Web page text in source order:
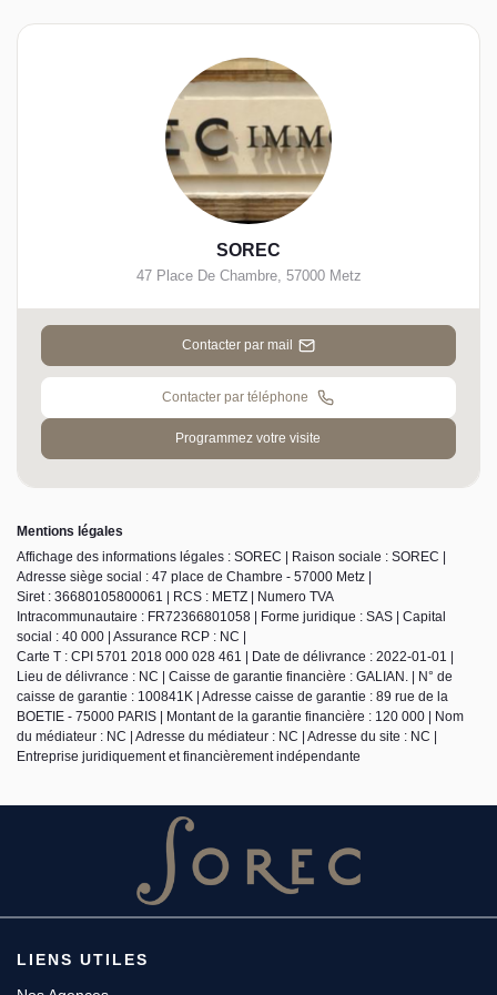
SOREC
47 Place De Chambre, 57000 Metz
Contacter par mail
Contacter par téléphone
Programmez votre visite
Mentions légales
Affichage des informations légales : SOREC | Raison sociale : SOREC |
Adresse siège social : 47 place de Chambre - 57000 Metz |
Siret : 36680105800061 | RCS : METZ | Numero TVA
Intracommunautaire : FR72366801058 | Forme juridique : SAS | Capital
social : 40 000 | Assurance RCP : NC |
Carte T : CPI 5701 2018 000 028 461 | Date de délivrance : 2022-01-01 |
Lieu de délivrance : NC | Caisse de garantie financière : GALIAN. | N° de
caisse de garantie : 100841K | Adresse caisse de garantie : 89 rue de la
BOETIE - 75000 PARIS | Montant de la garantie financière : 120 000 | Nom
du médiateur : NC | Adresse du médiateur : NC | Adresse du site : NC |
Entreprise juridiquement et financièrement indépendante
LIENS UTILES